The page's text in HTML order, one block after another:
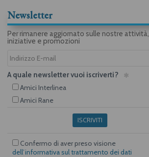
Newsletter
Per rimanere aggiornato sulle nostre attività,
iniziative e promozioni
A quale newsletter vuoi iscriverti?
Amici Interlinea
Amici Rane
ISCRIVITI
Confermo di aver preso visione
dell’informativa sul trattamento dei dati